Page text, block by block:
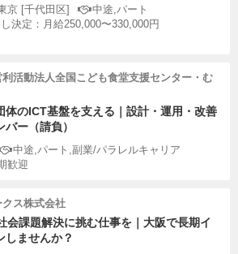
京 [千代田区]
中途,パート
決定：月給250,000〜330,000円
活動法人全国こども食堂支援センター・む
体のICT基盤を支える｜設計・運用・改善
バー（請負）
中途,パート,副業/パラレルキャリア
歓迎
クス株式会社
会課題解決に挑む仕事を｜大阪で長期イ
しませんか？